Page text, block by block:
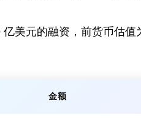
美元的融资，前货币估值
金额